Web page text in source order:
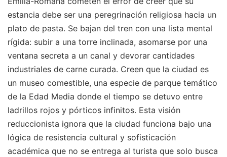
estancia debe ser una peregrinación religiosa hacia un
plato de pasta. Se bajan del tren con una lista mental
rígida: subir a una torre inclinada, asomarse por una
ventana secreta a un canal y devorar cantidades
industriales de carne curada. Creen que la ciudad es
un museo comestible, una especie de parque temático
de la Edad Media donde el tiempo se detuvo entre
ladrillos rojos y pórticos infinitos. Esta visión
reduccionista ignora que la ciudad funciona bajo una
lógica de resistencia cultural y sofisticación
académica que no se entrega al turista que solo busca